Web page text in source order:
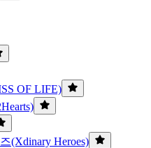
OF LIFE)
(Xdinary Heroes)